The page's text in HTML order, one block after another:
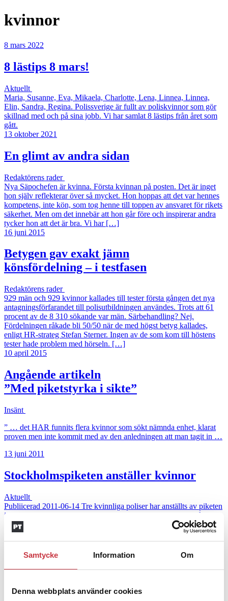
Samtycke Information Om
Denna webbplats använder cookies
kvinnor
8 mars 2022
8 lästips 8 mars!
Aktuellt
Maria, Susanne, Eva, Mikaela, Charlotte, Lena, Linnea, Linnea,
Elin, Sandra, Regina. Polissverige är fullt av poliskvinnor som gör
skillnad med och på sina jobb. Vi har samlat 8 lästips från året som
gått.
13 oktober 2021
En glimt av andra sidan
Redaktörens rader
Nya Säpochefen är kvinna. Första kvinnan på posten. Det är inget
hon själv reflekterar över så mycket. Hon hoppas att det var hennes
kompetens, inte kön, som tog henne till toppen av ansvaret för rikets
säkerhet. Men om det innebär att hon går före och inspirerar andra
tycker hon att det är bra. Vi har […]
16 juni 2015
Betygen gav exakt jämn
könsfördelning – i testfasen
Redaktörens rader
929 män och 929 kvinnor kallades till tester första gången det nya
antagningsförfarandet till polisutbildningen användes. Trots att 61
procent av de 8 310 sökande var män. Särbehandling? Nej.
Fördelningen råkade bli 50/50 när de med högst betyg kallades,
enligt HR-strateg Stefan Sterner. Ingen av de som kom till höstens
tester hade problem med hörseln. […]
10 april 2015
Angående artikeln
”Med piketstyrka i sikte”
Insänt
” … det HAR funnits flera kvinnor som sökt nämnda enhet, klarat
proven men inte kommit med av den anledningen att man tagit in …
13 juni 2011
Stockholmspiketen anställer kvinnor
Aktuellt
Publiicerad 2011-06-14 Tre kvinnliga poliser har anställts av piketen
i Stockholm, som en del av en jämställdshetssatsning. Med något
enstaka undantag har det inte arbetat kvinnor i piketenheterna i
storstadslänen och nationella insatsstyrkan.
16 mars 2011